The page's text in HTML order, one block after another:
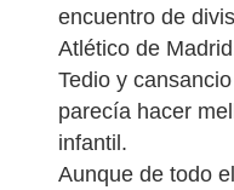
encuentro de
Atlético de
Tedio y
parecía hacer
infantil.
Aunque de todo